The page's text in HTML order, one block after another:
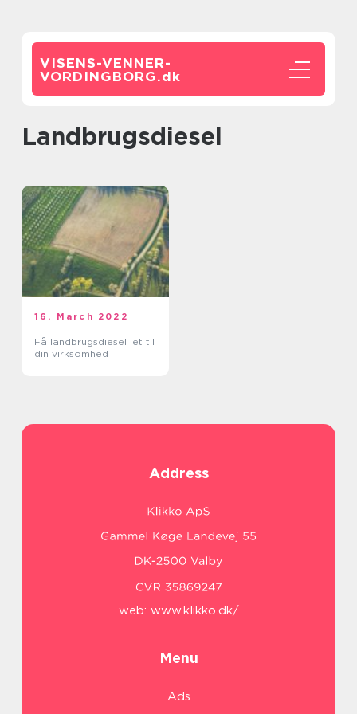
VISENS-VENNER-
VORDINGBORG.dk
Landbrugsdiesel
16. March 2022
Få landbrugsdiesel let til
din virksomhed
Address
web: www.klikko.dk/
Menu
Ads